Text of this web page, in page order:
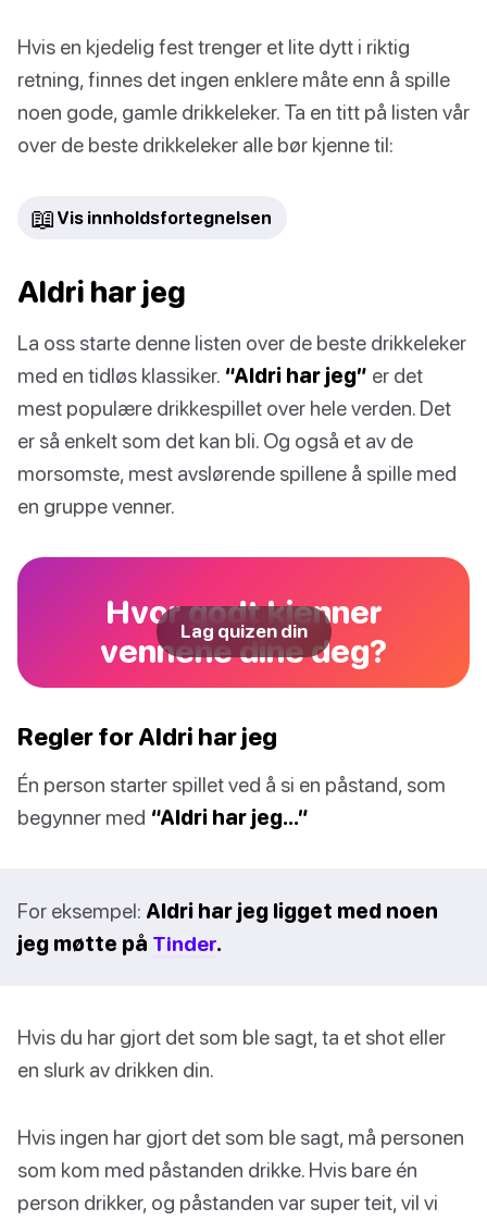
Hvis en kjedelig fest trenger et lite dytt i riktig
retning, finnes det ingen enklere måte enn å spille
noen gode, gamle drikkeleker. Ta en titt på listen vår
over de beste drikkeleker alle bør kjenne til:
📖 Vis innholdsfortegnelsen
Aldri har jeg
La oss starte denne listen over de beste drikkeleker
med en tidløs klassiker. “Aldri har jeg” er det
mest populære drikkespillet over hele verden. Det
er så enkelt som det kan bli. Og også et av de
morsomste, mest avslørende spillene å spille med
en gruppe venner.
Hvor godt kjenner
vennene dine deg?
Lag quizen din
Regler for Aldri har jeg
Én person starter spillet ved å si en påstand, som
begynner med “Aldri har jeg…”
For eksempel: Aldri har jeg ligget med noen
jeg møtte på Tinder.
Hvis du har gjort det som ble sagt, ta et shot eller
en slurk av drikken din.
Hvis ingen har gjort det som ble sagt, må personen
som kom med påstanden drikke. Hvis bare én
person drikker, og påstanden var super teit, vil vi